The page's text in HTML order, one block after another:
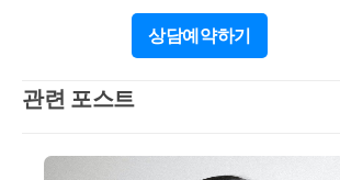
도세 비과세를 적용받을 수 있습니다. 도움이 되셨길
바랍니다. 감사합니다. * 보다 궁금한 사항이 있으실
락을 주셔도 됩니다.
상담예약하기
관련 포스트